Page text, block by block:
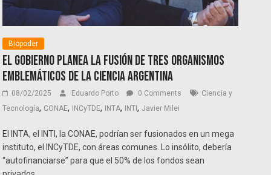
Biopoder
El Gobierno planea la fusión de tres organismos
emblemáticos de la ciencia argentina
08/02/2025 Eduardo Porto 0 Comments
Ciencia y
Tecnología, CONAE, INCyTDE, INTA, INTI,Javier Milei
El INTA, el INTI, la CONAE, podrían ser fusionados en un mega
instituto, el INCyTDE, con áreas comunes. Lo insólito, debería
“autofinanciarse” para que el 50% de los fondos sean